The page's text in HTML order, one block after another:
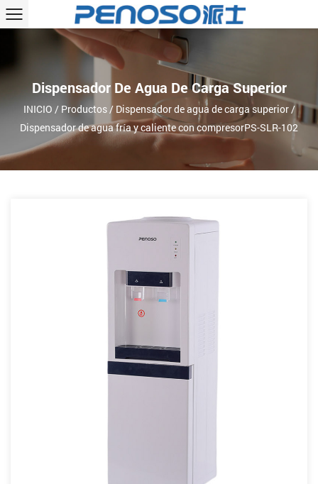
Dispensador De Agua De Carga Superior
INICIO / Productos/ Dispensador de agua de carga superior/
Dispensador de agua fría y caliente con compresorPS-SLR-102